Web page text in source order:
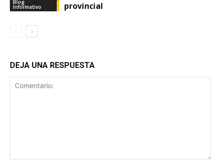
Blog
Informativo
provincial
DEJA UNA RESPUESTA